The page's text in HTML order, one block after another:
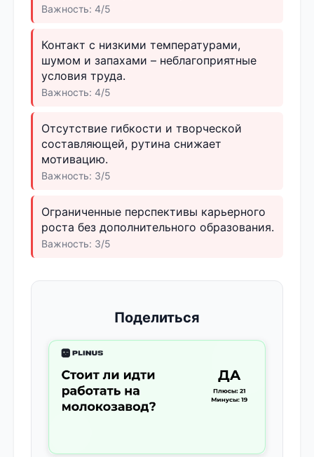
Важность: 4/5
Контакт с низкими температурами,
шумом и запахами – неблагоприятные
условия труда.
Важность: 4/5
Отсутствие гибкости и творческой
составляющей, рутина снижает
мотивацию.
Важность: 3/5
Ограниченные перспективы карьерного
роста без дополнительного образования.
Важность: 3/5
Поделиться